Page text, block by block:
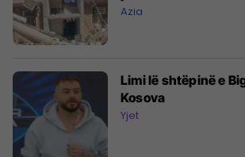
Azia
Limi lë shtëpinë e
Kosova
Yjet